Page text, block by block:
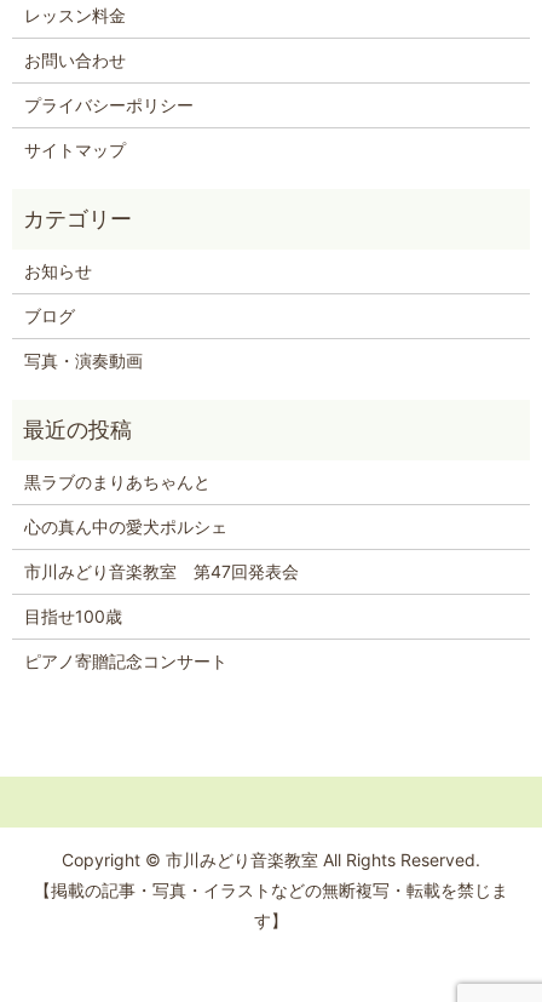
レッスン料金
お問い合わせ
プライバシーポリシー
サイトマップ
お知らせ
ブログ
写真・演奏動画
黒ラブのまりあちゃんと
心の真ん中の愛犬ポルシェ
市川みどり音楽教室 第47回発表会
目指せ100歳
ピアノ寄贈記念コンサート
Copyright © 市川みどり音楽教室 All Rights Reserved.
【掲載の記事・写真・イラストなどの無断複写・転載を禁じま
す】